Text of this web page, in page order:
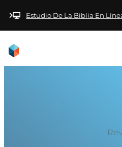
páginaEstudio De La Biblia En